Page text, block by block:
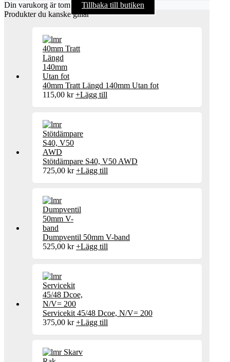
Din varukorg är tom
Tillbaka till butiken
Produkter du kanske gillar
40mm Tratt Längd 140mm Utan fot
115,00 kr +Lägg till
Stötdämpare S40, V50 AWD
725,00 kr +Lägg till
Dumpventil 50mm V-band
525,00 kr +Lägg till
Servicekit 45/48 Dcoe, N/V= 200
375,00 kr +Lägg till